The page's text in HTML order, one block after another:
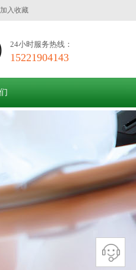
加入收藏
24小时服务热线：
15221904143